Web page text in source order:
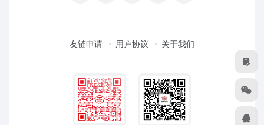
友链申请 用户协议 关于我们